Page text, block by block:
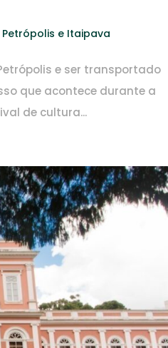
Petrópolis e Itaipava
e ser transportado
que acontece durante a
de cultura...